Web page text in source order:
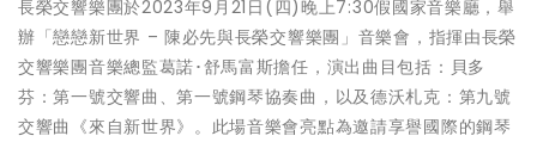
長榮交響樂團於2023年9月21日(四)晚上7:30假國家音樂廳，舉
辦「戀戀新世界 – 陳必先與長榮交響樂團」音樂會，指揮由長榮
交響樂團音樂總監葛諾･舒馬富斯擔任，演出曲目包括：貝多
芬：第一號交響曲、第一號鋼琴協奏曲，以及德沃札克：第九號
交響曲《來自新世界》。此場音樂會亮點為邀請享譽國際的鋼琴